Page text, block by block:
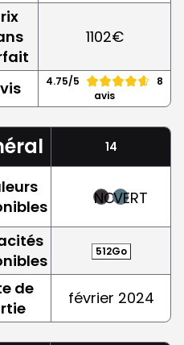
1102€
4.75/5
8
avis
14
NOIRVERT
512Go
de
février 2024